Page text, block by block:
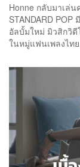
Honne กลับมาเล่น
STANDARD
อัลบั้มใหม่ มิวสิกวิ
ในหมู่แฟนเพลงไท